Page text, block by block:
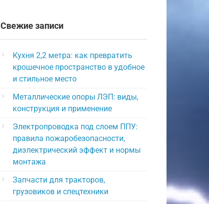
Свежие записи
Кухня 2,2 метра: как превратить
крошечное пространство в удобное
и стильное место
Металлические опоры ЛЭП: виды,
конструкция и применение
Электропроводка под слоем ППУ:
правила пожаробезопасности,
диэлектрический эффект и нормы
монтажа
Запчасти для тракторов,
грузовиков и спецтехники